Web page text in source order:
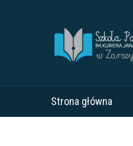
Strona główna